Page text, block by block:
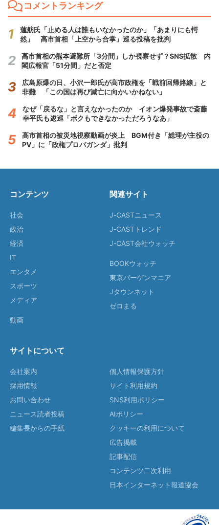
コメントランキング
蓮舫氏「止める人は誰もいなかったのか」「あまりにも愕
然」 高市首相「上空から合掌」巡る投稿を批判
高市首相の熊本避難所「3分間」しか視察せず？SNS拡散 内
閣広報官「51分間」だと否定
広島原爆の日、小沢一郎氏が高市政権を「戦前回帰路線」と
非難 「この国は再び滅亡に向かいかねない」
なぜ「戻るな」と言えなかったのか イオン爆発事故で斎藤
幸平氏も逡巡「ボクもできなかっただろうなあ」
高市首相の被災地視察動画が炎上 BGM付き「総理が主役の
PV」に「政権プロパガンダ」批判
コンテンツ
社会
政治
経済
IT
エンタメ
スポーツ
メディア
動画
関連サイト
J-CASTニュース
J-CASTトレンド
J-CAST会社ウォッチ
BOOKウォッチ
東京バーゲンマニア
Jタウンネット
ゼロまる
サイトについて
会社案内
採用情報
お問い合わせ
ニュース読者投稿
編集長からの手紙
個人情報保護方針
サイト利用規約
SNS利用ポリシー
AIポリシー
クッキーの利用について
広告掲載
記事配信
コンテンツ二次利用
日本インターネット報道協会